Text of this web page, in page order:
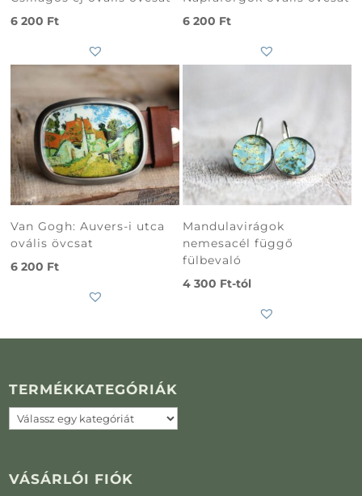
6 200 Ft
6 200 Ft
Van Gogh: Auvers-i utca
ovális övcsat
6 200 Ft
Mandulavirágok
nemesacél függő
fülbevaló
4 300 Ft-tól
TERMÉKKATEGÓRIÁK
VÁSÁRLÓI FIÓK